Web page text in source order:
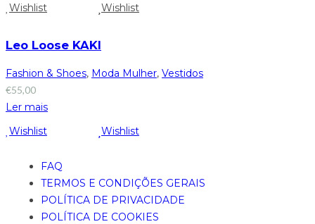
Wishlist
Wishlist
Leo Loose KAKI
Fashion & Shoes, Moda Mulher, Vestidos
€55,00
Ler mais
Wishlist
Wishlist
FAQ
TERMOS E CONDIÇÕES GERAIS
POLÍTICA DE PRIVACIDADE
POLÍTICA DE COOKIES